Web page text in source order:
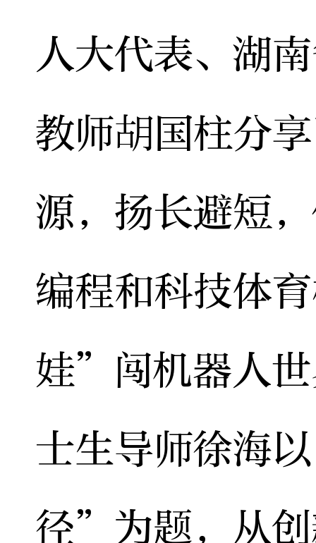
人大代表、湖
教师胡国柱分
源，扬长避短
编程和科技体
娃”闯机器人
士生导师徐海
径”为题，从